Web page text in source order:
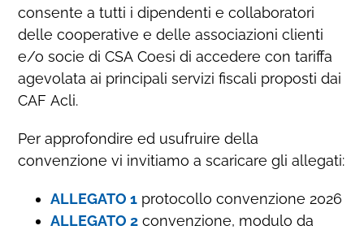
consente a tutti i dipendenti e collaboratori
delle cooperative e delle associazioni clienti
e/o socie di CSA Coesi di accedere con tariffa
agevolata ai principali servizi fiscali proposti dai
CAF Acli.
Per approfondire ed usufruire della
convenzione vi invitiamo a scaricare gli allegati:
ALLEGATO 1 protocollo convenzione 2026
ALLEGATO 2 convenzione, modulo da